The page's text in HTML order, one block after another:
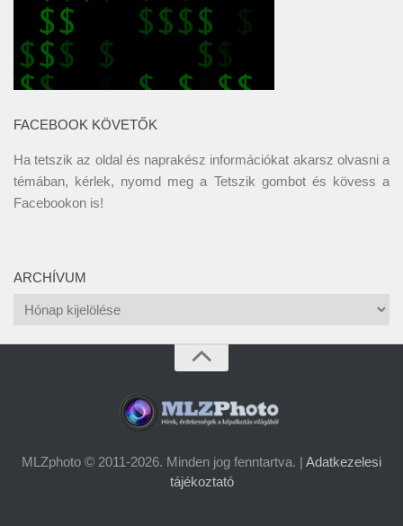
FACEBOOK KÖVETŐK
Ha tetszik az oldal és naprakész információkat akarsz olvasni a
témában, kérlek, nyomd meg a Tetszik gombot és kövess a
Facebookon is!
ARCHÍVUM
Archívum
MLZphoto © 2011-2026. Minden jog fenntartva. | Adatkezelesi
tájékoztató